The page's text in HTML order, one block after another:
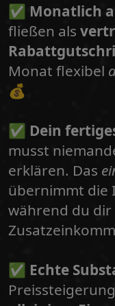
✅ Monatlich
fließen als
Monat flexibel
💰
✅ Dein
musst
erklären. Das
übernimmt die
während du dir
✅ Echte